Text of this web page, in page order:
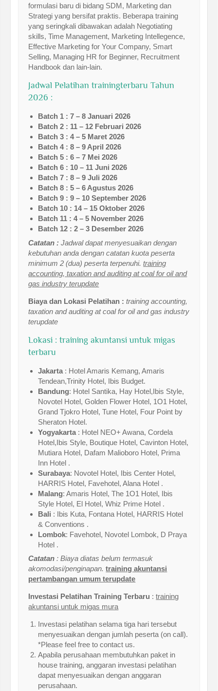
formulasi baru di bidang SDM, Marketing dan
Strategi yang bersifat praktis. Beberapa training
yang seringkali dibawakan adalah Negotiating
skills, Time Management, Marketing Intellegence,
Effective Marketing for Your Company, Smart
Selling, Managing HR for Beginner, Recruitment
Handbook dan lain-lain.
Jadwal Pelatihan trainingterbaru Tahun
2026 :
Batch 1 : 7 – 8 Januari 2026
Batch 2 : 11 – 12 Februari 2026
Batch 3 : 4 – 5 Maret 2026
Batch 4 : 8 – 9 April 2026
Batch 5 : 6 – 7 Mei 2026
Batch 6 : 10 – 11 Juni 2026
Batch 7 : 8 – 9 Juli 2026
Batch 8 : 5 – 6 Agustus 2026
Batch 9 : 9 – 10 September 2026
Batch 10 : 14 – 15 Oktober 2026
Batch 11 : 4 – 5 November 2026
Batch 12 : 2 – 3 Desember 2026
Catatan :Jadwal dapat menyesuaikan dengan
kebutuhan anda dengan catatan kuota peserta
minimum 2 (dua) peserta terpenuhi.training
accounting, taxation and auditing at coal for oil and
gas industry terupdate
Biaya dan Lokasi Pelatihan :training accounting,
taxation and auditing at coal for oil and gas industry
terupdate
Lokasi : training akuntansi untuk migas
terbaru
Jakarta : Hotel Amaris Kemang, Amaris
Tendean,Trinity Hotel, Ibis Budget.
Bandung: Hotel Santika, Hay Hotel,Ibis Style,
Novotel Hotel, Golden Flower Hotel, 1O1 Hotel,
Grand Tjokro Hotel, Tune Hotel, Four Point by
Sheraton Hotel.
Yogyakarta : Hotel NEO+ Awana, Cordela
Hotel,Ibis Style, Boutique Hotel, Cavinton Hotel,
Mutiara Hotel, Dafam Malioboro Hotel, Prima
Inn Hotel .
Surabaya: Novotel Hotel, Ibis Center Hotel,
HARRIS Hotel, Favehotel, Alana Hotel .
Malang: Amaris Hotel, The 1O1 Hotel, Ibis
Style Hotel, El Hotel, Whiz Prime Hotel .
Bali : Ibis Kuta, Fontana Hotel, HARRIS Hotel
& Conventions .
Lombok: Favehotel, Novotel Lombok, D Praya
Hotel .
Catatan: Biaya diatas belum termasuk
akomodasi/penginapan.training akuntansi
pertambangan umum terupdate
Investasi Pelatihan Training Terbaru :training
akuntansi untuk migas mura
Investasi pelatihan selama tiga hari tersebut
menyesuaikan dengan jumlah peserta (on call).
*Please feel free to contact us.
Apabila perusahaan membutuhkan paket in
house training, anggaran investasi pelatihan
dapat menyesuaikan dengan anggaran
perusahaan.